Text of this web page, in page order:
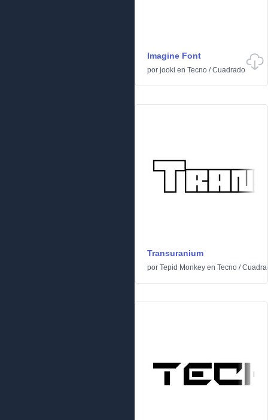
Imagine Font
por jooki en Tecno /Cuadrado
Transuranium
por Tepid Monkey en Tecno /